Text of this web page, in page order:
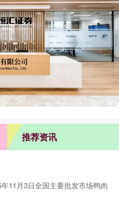
推荐资讯
11月3日全国主要批发市场鸭肉